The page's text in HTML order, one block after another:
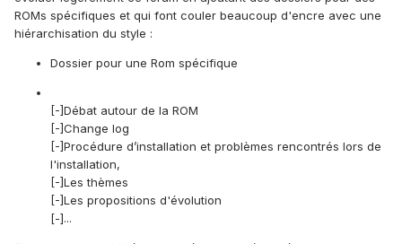
ROMs spécifiques et qui font couler beaucoup d'encre avec une
hiérarchisation du style :
Dossier pour une Rom spécifique
[-]Débat autour de la ROM
[-]Change log
[-]Procédure d’installation et problèmes rencontrés lors de
l'installation,
[-]Les thèmes
[-]Les propositions d'évolution
[-]...